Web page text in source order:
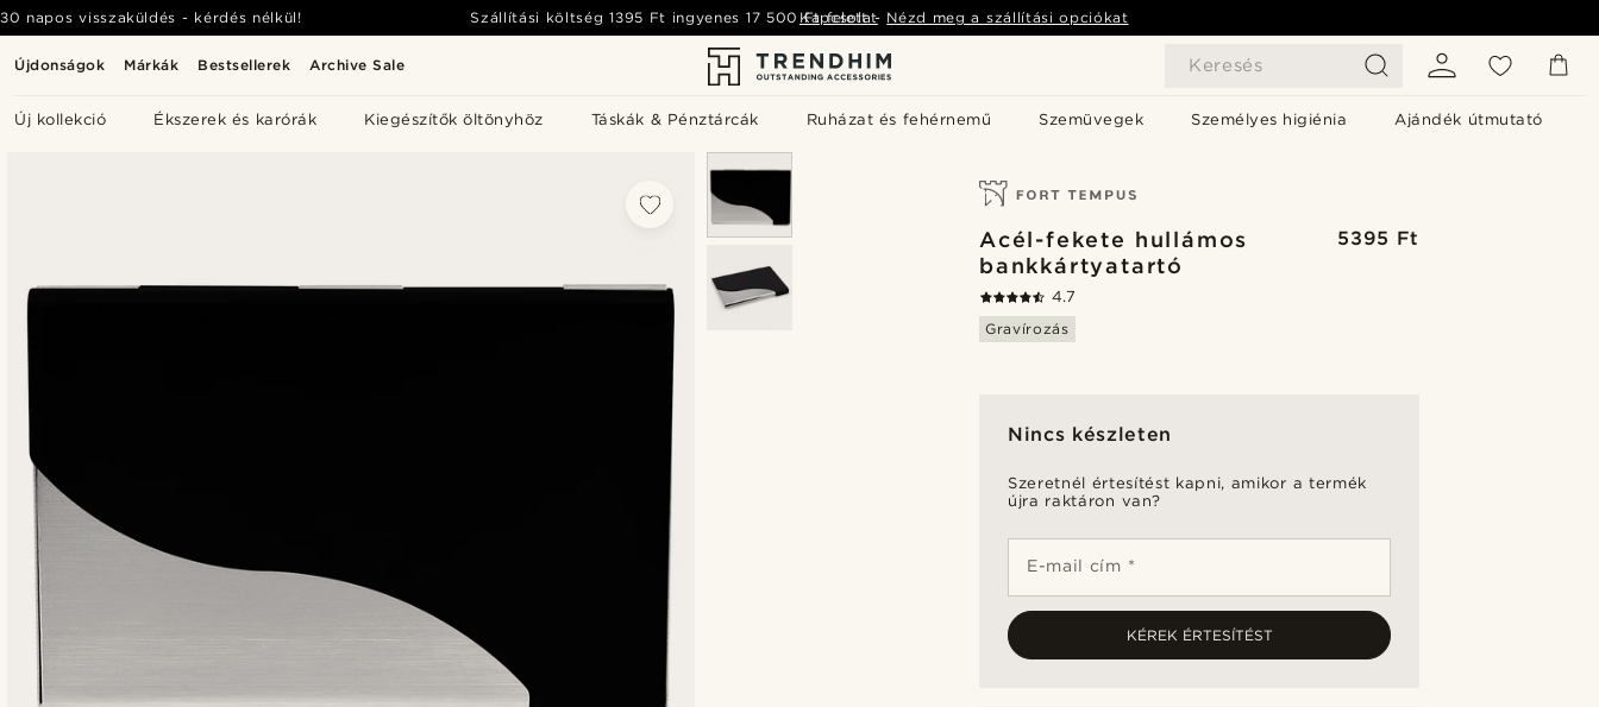
Újdonságok Márkák Bestsellerek Archive Sale Keresés
Új kollekció Ékszerek és karórák Kiegészítők öltönyhöz Táskák & Pénztárcák Ruházat és fehérnemű Szemüvegek Személyes higiénia Ajándék útmutató
30 napos visszaküldés - kérdés nélkül! Szállítási költség1395 Ft ingyenes 17 500 Ft felett- Nézd meg a szállítási opciókat
Kapcsolat
Acél-fekete hullámos
bankkártyatartó
5395 Ft
4.7
Gravírozás
Nincs készleten
Szeretnél értesítést kapni, amikor a termék
újra raktáron van?
E-mail cím *
KÉREK ÉRTESÍTÉST